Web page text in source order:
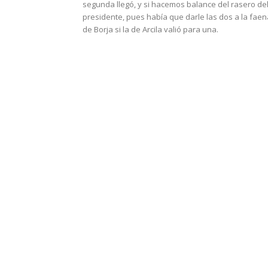
segunda llegó, y si hacemos balance del rasero del
presidente, pues había que darle las dos a la
de Borja si la de Arcila valió para una.